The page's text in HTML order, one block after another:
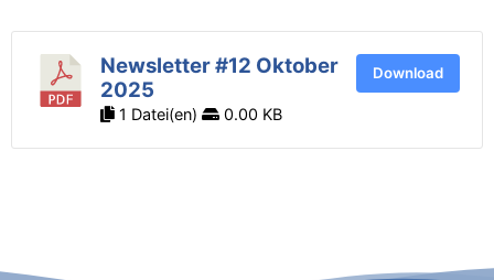
Newsletter #12 Oktober
2025
1 Datei(en) 0.00 KB
Download